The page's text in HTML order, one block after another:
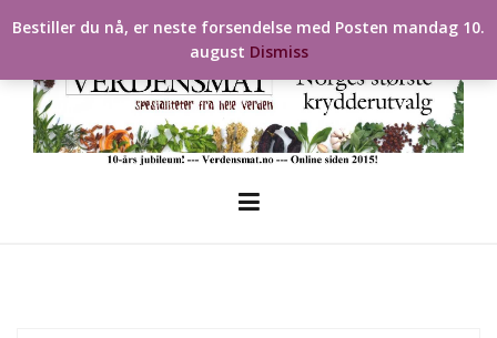
toBestiller du nå, er neste forsendelse med Posten mandag 10.
august Dismiss